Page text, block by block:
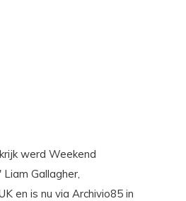
werd Weekend
Gallagher,
en is nu via Archivio85 in